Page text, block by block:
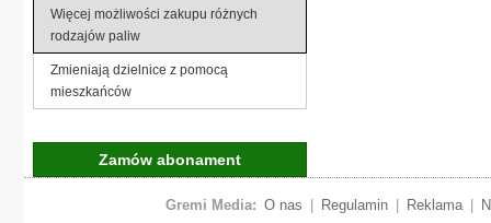
Więcej możliwości zakupu różnych
rodzajów paliw
Zmieniają dzielnice z pomocą
mieszkańców
Zamów abonament
Gremi Media: O nas Regulamin Reklama